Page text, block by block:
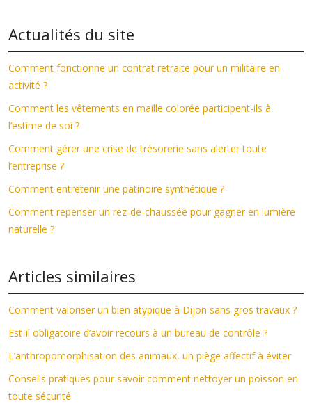
Actualités du site
Comment fonctionne un contrat retraite pour un militaire en
activité ?
Comment les vêtements en maille colorée participent-ils à
l’estime de soi ?
Comment gérer une crise de trésorerie sans alerter toute
l’entreprise ?
Comment entretenir une patinoire synthétique ?
Comment repenser un rez-de-chaussée pour gagner en lumière
naturelle ?
Articles similaires
Comment valoriser un bien atypique à Dijon sans gros travaux ?
Est-il obligatoire d’avoir recours à un bureau de contrôle ?
L’anthropomorphisation des animaux, un piège affectif à éviter
Conseils pratiques pour savoir comment nettoyer un poisson en
toute sécurité